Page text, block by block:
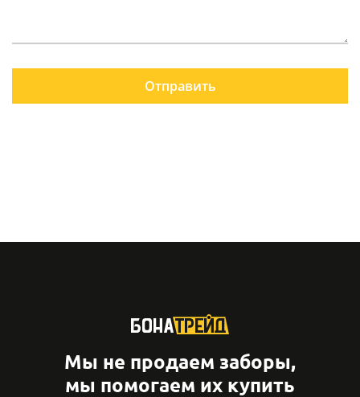
Отправить
Мы не продаем заборы,
мы помогаем их купить